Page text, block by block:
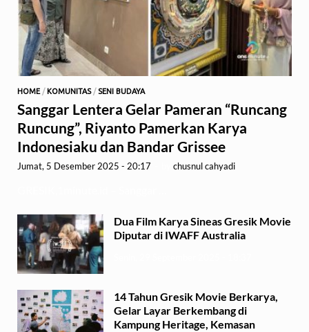
HOME / KOMUNITAS/ SENI BUDAYA
Sanggar Lentera Gelar Pameran “Runcang
Runcung”, Riyanto Pamerkan Karya
Indonesiaku dan Bandar Grissee
Jumat, 5 Desember 2025 - 20:17 chusnul cahyadi
Dua Film Karya Sineas Gresik Movie
Diputar di IWAFF Australia
14 Tahun Gresik Movie Berkarya,
Gelar Layar Berkembang di
Kampung Heritage, Kemasan